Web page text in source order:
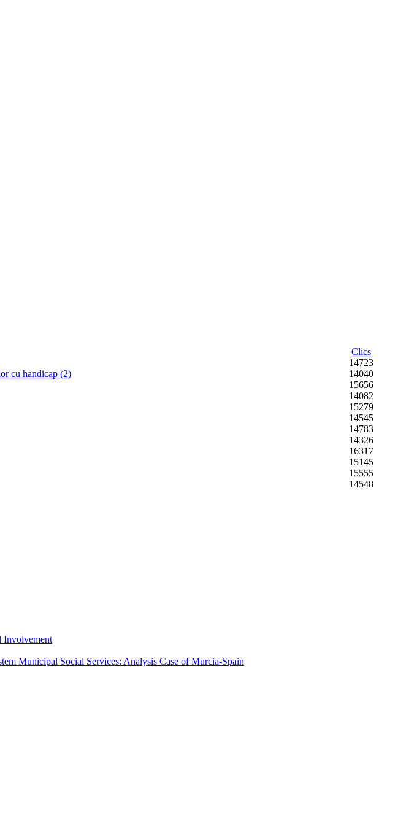
Clics
14723
cu handicap (2)
14040
15656
14082
15279
14545
14783
14326
16317
15145
15555
14548
Involvement
Municipal Social Services: Analysis Case of Murcia-Spain